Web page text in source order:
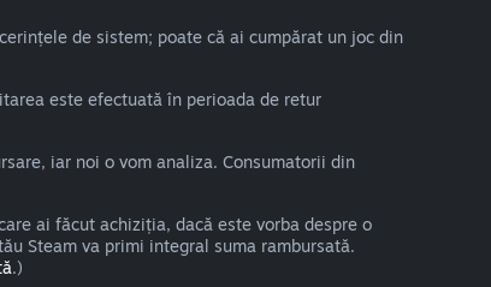
de sistem; poate că ai cumpărat un joc din
este efectuată în perioada de retur
iar noi o vom analiza. Consumatorii din
ai făcut achiziția, dacă este vorba despre o
Steam va primi integral suma rambursată.
.)